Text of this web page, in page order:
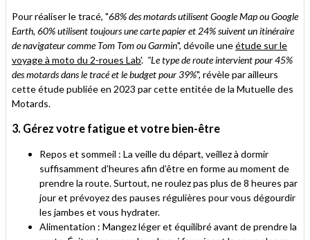
Pour réaliser le tracé, "68% des motards utilisent Google Map ou Google
Earth, 60% utilisent toujours une carte papier et 24% suivent un itinéraire
de navigateur comme Tom Tom ou Garmin", dévoile uneétude sur le
voyage à moto du 2-roues Lab'. "Le type de route intervient pour 45%
des motards dans le tracé et le budget pour 39%", révèle par ailleurs
cette étude publiée en 2023 par cette entitée de la Mutuelle des
Motards.
3. Gérez votre fatigue et votre bien-être
Repos et sommeil : La veille du départ, veillez à dormir
suffisamment d’heures afin d’être en forme au moment de
prendre la route. Surtout, ne roulez pas plus de 8 heures par
jour et prévoyez des pauses régulières pour vous dégourdir
les jambes et vous hydrater.
Alimentation : Mangez léger et équilibré avant de prendre la